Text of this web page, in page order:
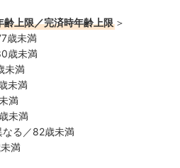
上限／完済時年齢上限 ＞
歳未満
歳未満
未満
未満
満
未満
なる／82歳未満
満